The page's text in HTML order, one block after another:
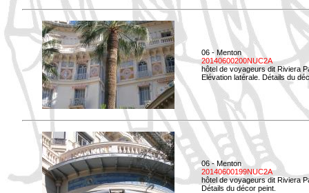
06 - Menton
20140600200NUC2A
hôtel de voyageurs dit Riviera
Elévation latérale. Détails du
06 - Menton
20140600199NUC2A
hôtel de voyageurs dit Riviera
Détails du décor peint.